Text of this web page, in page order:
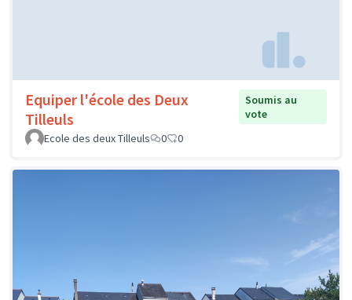
Equiper l'école des Deux
Tilleuls
Soumis au
vote
Ecole des deux Tilleuls
0 0